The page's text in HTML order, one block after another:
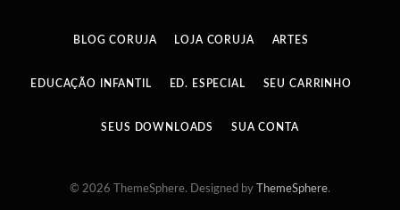
BLOG CORUJA LOJA CORUJA ARTES
EDUCAÇÃO INFANTIL ED. ESPECIAL SEU CARRINHO
SEUS DOWNLOADS SUA CONTA
© 2026 ThemeSphere. Designed by ThemeSphere.